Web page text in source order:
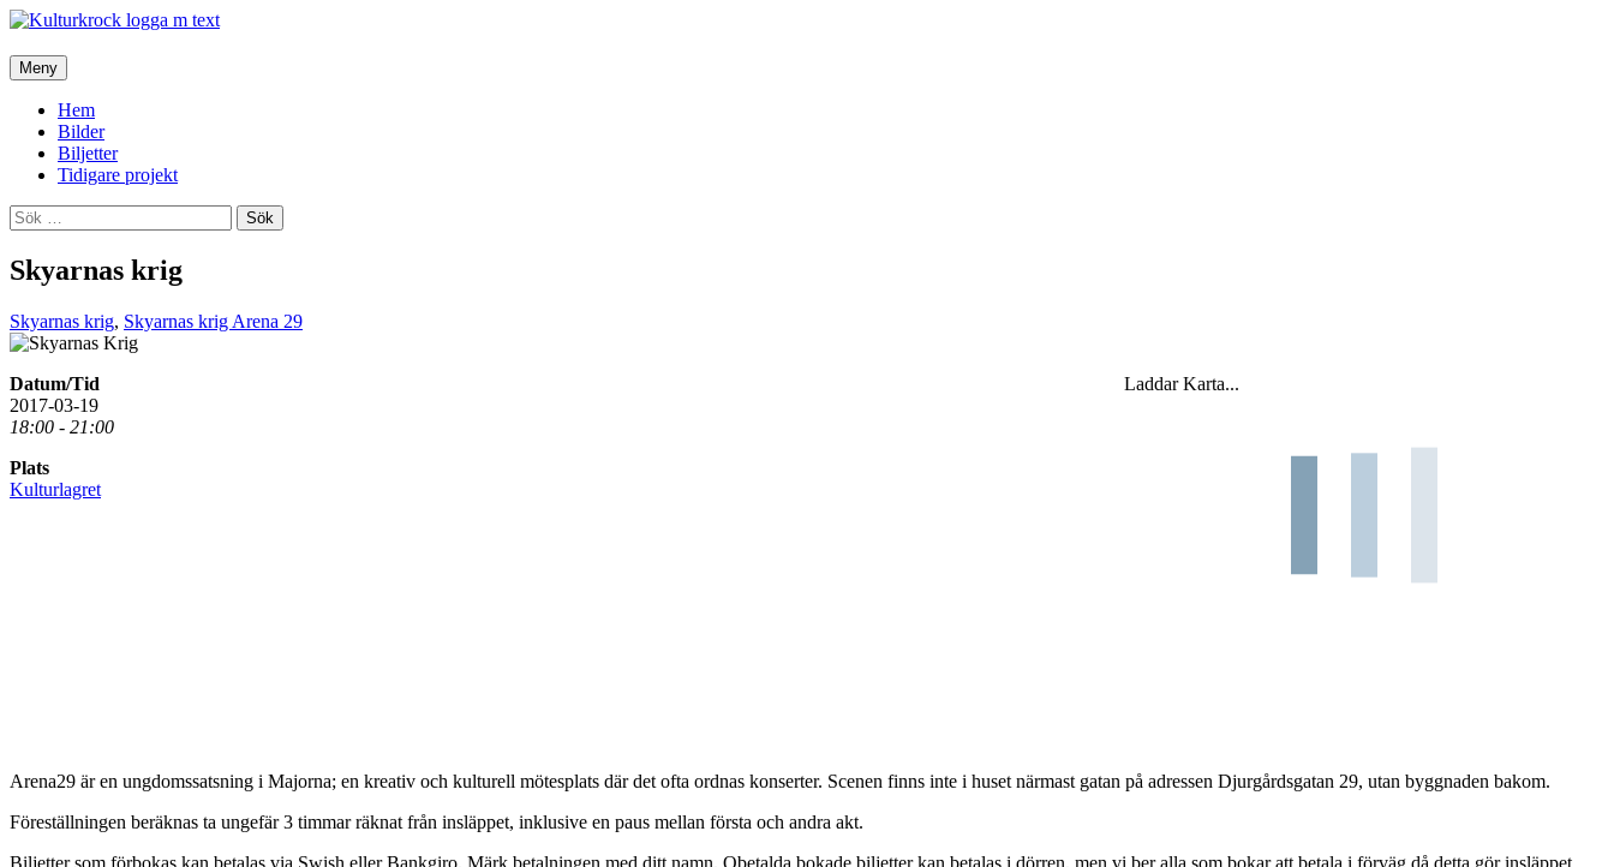
Meny Hoppa
till
innehåll
Hem
Bilder
Biljetter
Tidigare projekt
Sök
efter:
Skyarnas krig
Skyarnas krig, Skyarnas krig Arena 29
Laddar Karta...
Datum/Tid
2017-03-19
18:00 - 21:00
Plats
Kulturlagret
Arena29 är en ungdomssatsning i Majorna; en kreativ och kulturell mötesplats där det ofta ordnas konserter. Scenen finns inte i huset närmast gatan på adressen Djurgårdsgatan 29, utan byggnaden bakom.
Föreställningen beräknas ta ungefär 3 timmar räknat från insläppet, inklusive en paus mellan första och andra akt.
Biljetter som förbokas kan betalas via Swish eller Bankgiro. Märk betalningen med ditt namn. Obetalda bokade biljetter kan betalas i dörren, men vi ber alla som bokar att betala i förväg då detta gör insläppet